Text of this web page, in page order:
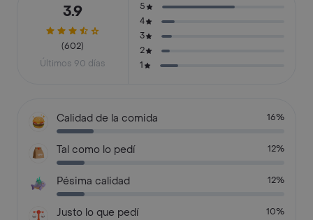
3.9
(602)
Últimos 90 días
5
4
3
2
1
Calidad de la comida 16%
Tal como lo pedí 12%
Pésima calidad 12%
Justo lo que pedí 10%